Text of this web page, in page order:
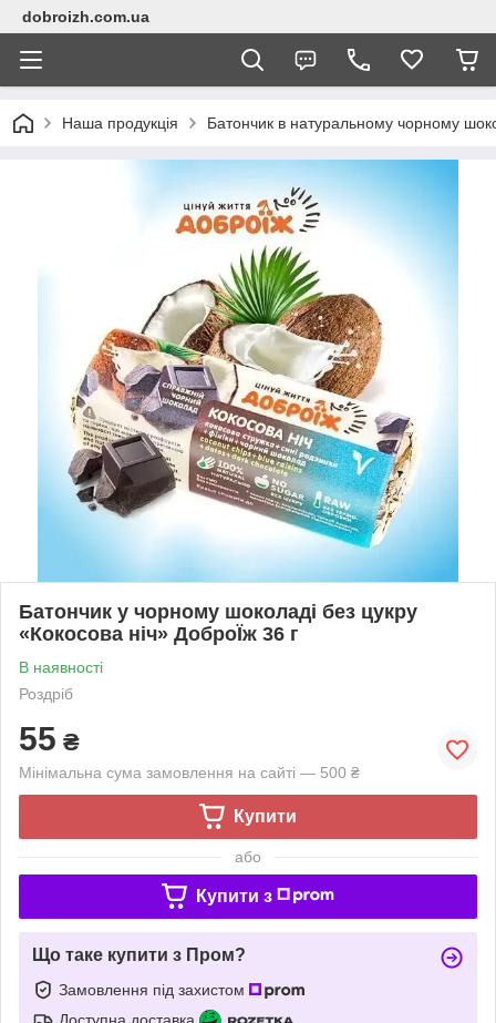
dobroizh.com.ua
Наша продукція Батончик в натуральному чорному
Батончик у чорному шоколаді без цукру
«Кокосова ніч» ДоброЇж 36 г
В наявності
Роздріб
55 ₴
Мінімальна сума замовлення на сайті — 500 ₴
Купити
або
Купити з
Що таке купити з Пром?
Замовлення під захистом
Доступна доставка